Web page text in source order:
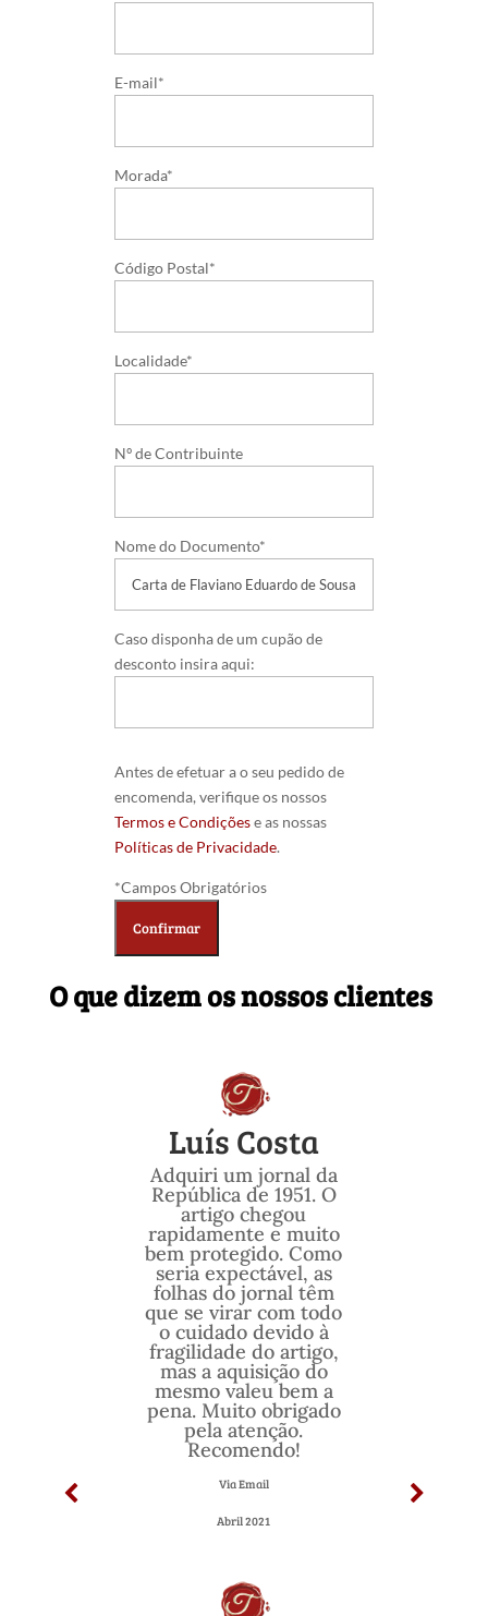
E-mail*
Morada*
Código Postal*
Localidade*
Nº de Contribuinte
Nome do Documento*
Caso disponha de um cupão de
desconto insira aqui:
Antes de efetuar a o seu pedido de
encomenda, verifique os nossos
Termos e Condiçõese as nossas
Políticas de Privacidade.
*Campos Obrigatórios
O que dizem os nossos clientes
Luís Costa
Adquiri um jornal da
República de 1951. O
artigo chegou
rapidamente e muito
bem protegido. Como
seria expectável, as
folhas do jornal têm
que se virar com todo
o cuidado devido à
fragilidade do artigo,
mas a aquisição do
mesmo valeu bem a
pena. Muito obrigado
pela atenção.
Recomendo!
Via Email
Abril 2021